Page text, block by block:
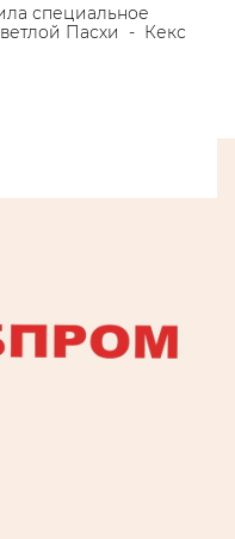
специальное
Пасхи - Кекс